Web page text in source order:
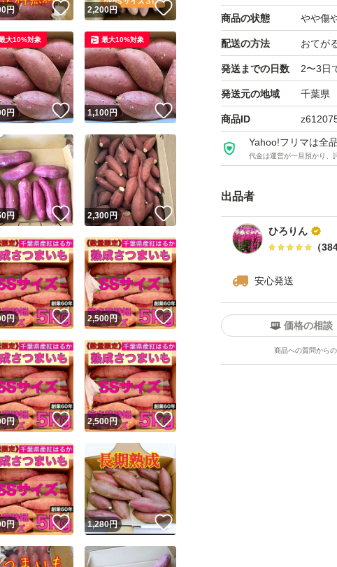
50年以上、サツマイ
ます。
野菜の種類...さつまい
さつまいもの品種・銘
規格外 甘い うまい さ
種類...さつまいも
特徴...農家直送
商品の状態 やや傷
配送の方法 おてが
発送までの日数 2〜3日
発送元の地域 千葉県
商品ID
Yahoo!フリマは全
代金は運営が一旦預かり、
出品者
ひろりん
（
安心発送
ユーザーの実績について
リマが定めた一定の基準を満たしたユーザーにバッジを付与しています
価格の相談
商品への質問から
円 いいね！
2,200円 いいね！
円 いいね！
大10%対象
1,100円 いいね！
最大10%対象
円 いいね！
2,300円 いいね！
円 いいね！
2,500円 いいね！
円 いいね！
2,500円 いいね！
！
円 いいね！
1,280円 いいね！